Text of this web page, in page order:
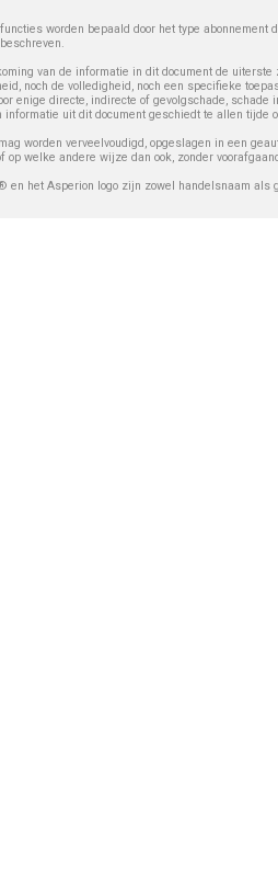
worden bepaald door het type
van de informatie in dit document de
noch de volledigheid, noch een specifieke
enige directe, indirecte of gevolgschade,
informatie uit dit document geschiedt te allen tijde
worden verveelvoudigd, opgeslagen in een
op welke andere wijze dan ook, zonder
en het Asperion logo zijn zowel handelsnaam als